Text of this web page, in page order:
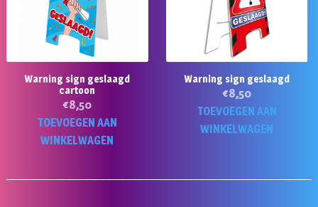
Warning sign geslaagd
cartoon
€8,50
TOEVOEGEN AAN
WINKELWAGEN
Warning sign geslaagd
€8,50
TOEVOEGEN AAN
WINKELWAGEN